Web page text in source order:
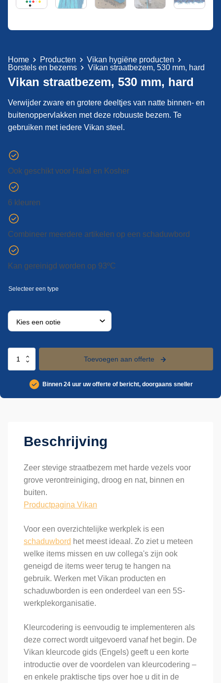
Home Producten
Vikan hygiëne producten
Borstels en bezems
Vikan straatbezem, 530 mm, hard
Vikan straatbezem, 530 mm, hard
Verwijder zware en grotere deeltjes van natte binnen- en
buitenoppervlakken met deze robuuste bezem. Te
gebruiken met iedere Vikan steel.
Ook geschikt voor Halal en Kosher
6 kleuren
Combineer meerdere artikelen op een schaduwbord
Kan gereinigd worden op 93ºC
Vikan
Toevoegen aan offerte
Binnen 24 uur uw offerte of bericht, doorgaans sneller
Beschrijving
Zeer stevige straatbezem met harde vezels voor
grove verontreiniging, droog en nat, binnen en
buiten.
Productpagina Vikan
Voor een overzichtelijke werkplek is een
schaduwbord het meest ideaal. Zo ziet u meteen
welke items missen en uw collega's zijn ook
geneigd de items weer terug te hangen na
gebruik. Werken met Vikan producten en
schaduwborden is een onderdeel van een 5S-
werkplekorganisatie.
Kleurcodering is eenvoudig te implementeren als
deze correct wordt uitgevoerd vanaf het begin. De
Vikan kleurcode gids (Engels) geeft u een korte
introductie over de voordelen van kleurcodering –
en enkele praktische tips over hoe u dit in de